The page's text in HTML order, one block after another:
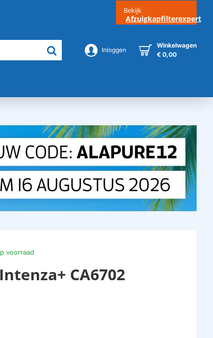
Bekijk
Afzuigkapfilterexpert
Inloggen
Winkelwagen
€ 0,00
CA6702​​​​​​​
voorraad